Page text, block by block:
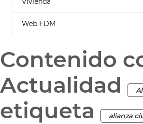
Web FDM
Contenido
Actualidad
etiqueta
alianza